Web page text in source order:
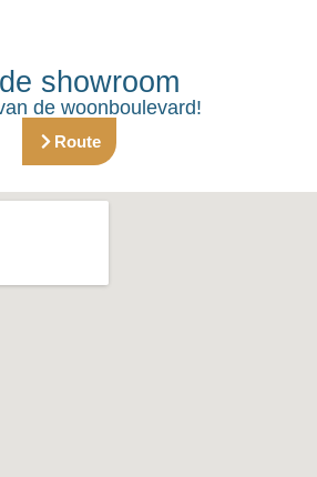
showroom
de woonboulevard!
Route